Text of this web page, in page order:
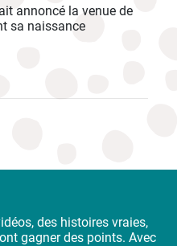
annoncé la venue de
sa naissance
des histoires vraies,
gagner des points. Avec